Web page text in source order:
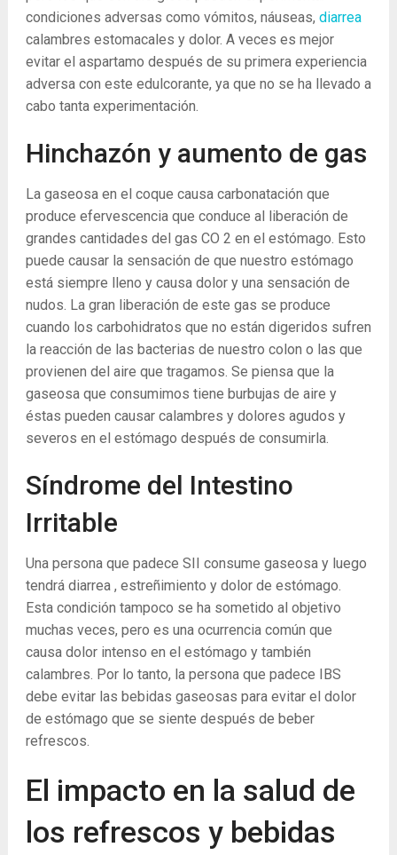
condiciones adversas como vómitos, náuseas, diarrea
calambres estomacales y dolor. A veces es mejor
evitar el aspartamo después de su primera experiencia
adversa con este edulcorante, ya que no se ha llevado a
cabo tanta experimentación.
Hinchazón y aumento de gas
La gaseosa en el coque causa carbonatación que
produce efervescencia que conduce al liberación de
grandes cantidades del gas CO 2 en el estómago. Esto
puede causar la sensación de que nuestro estómago
está siempre lleno y causa dolor y una sensación de
nudos. La gran liberación de este gas se produce
cuando los carbohidratos que no están digeridos sufren
la reacción de las bacterias de nuestro colon o las que
provienen del aire que tragamos. Se piensa que la
gaseosa que consumimos tiene burbujas de aire y
éstas pueden causar calambres y dolores agudos y
severos en el estómago después de consumirla.
Síndrome del Intestino
Irritable
Una persona que padece SII consume gaseosa y luego
tendrá diarrea , estreñimiento y dolor de estómago.
Esta condición tampoco se ha sometido al objetivo
muchas veces, pero es una ocurrencia común que
causa dolor intenso en el estómago y también
calambres. Por lo tanto, la persona que padece IBS
debe evitar las bebidas gaseosas para evitar el dolor
de estómago que se siente después de beber
refrescos.
El impacto en la salud de
los refrescos y bebidas